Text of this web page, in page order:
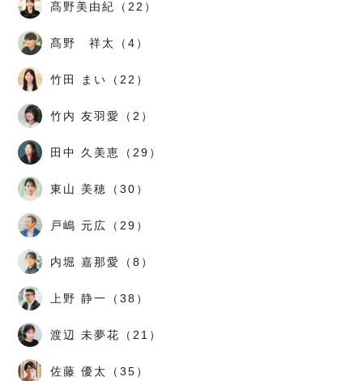
髙野美由紀（22）
髙野 祥太（4）
竹田 まい（22）
竹内 友羽愛（2）
田中 久美恵（29）
東山 美穂（30）
戸嶋 元広（29）
内堀 嘉那愛（8）
上野 静一（38）
渡辺 未夢花（21）
佐藤 優太（35）